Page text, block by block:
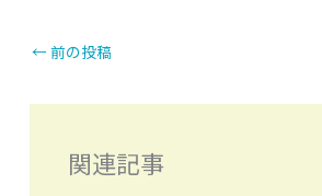
←前の投稿
関連記事